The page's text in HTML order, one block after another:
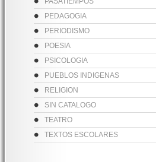
PEDAGOGIA
PERIODISMO
POESIA
PSICOLOGIA
PUEBLOS INDIGENAS
RELIGION
SIN CATALOGO
TEATRO
TEXTOS ESCOLARES